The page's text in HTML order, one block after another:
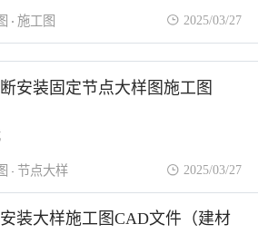
施工图 2025/03/27
安装固定节点大样图施工图
节点大样 2025/03/27
装大样施工图CAD文件（建材